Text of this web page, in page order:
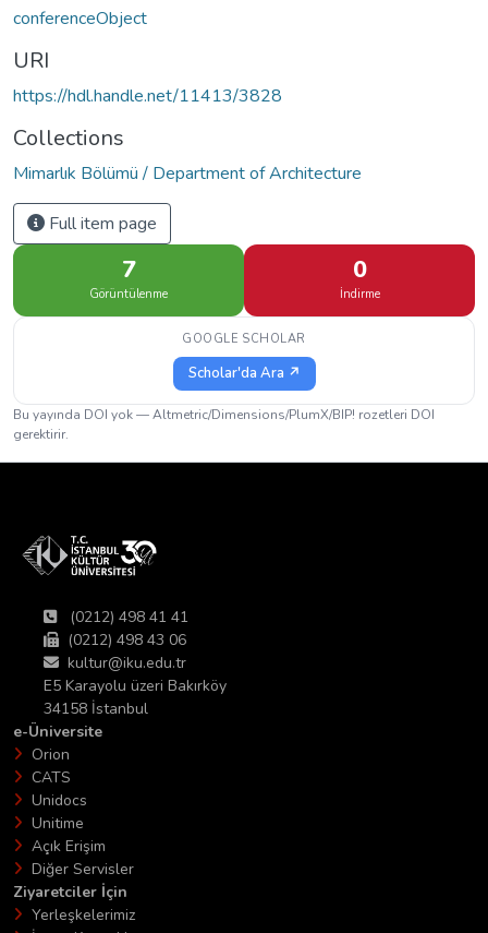
conferenceObject
URI
https://hdl.handle.net/11413/3828
Collections
Mimarlık Bölümü / Department of Architecture
Full item page
7
Görüntülenme
0
İndirme
GOOGLE SCHOLAR
Scholar'da Ara ↗
Bu yayında DOI yok — Altmetric/Dimensions/PlumX/BIP! rozetleri DOI
gerektirir.
(0212) 498 41 41
(0212) 498 43 06
kultur@iku.edu.tr
E5 Karayolu üzeri Bakırköy
34158 İstanbul
e-Üniversite
Orion
CATS
Unidocs
Unitime
Açık Erişim
Diğer Servisler
Ziyaretciler İçin
Yerleşkelerimiz